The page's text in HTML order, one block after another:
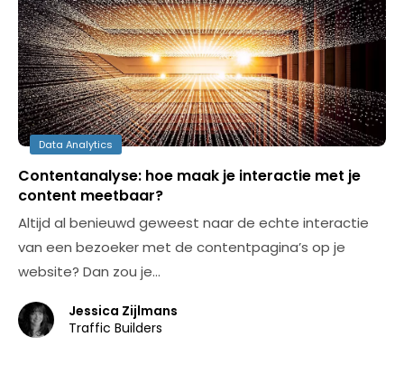
Data Analytics
Contentanalyse: hoe maak je interactie met je
content meetbaar?
Altijd al benieuwd geweest naar de echte interactie
van een bezoeker met de contentpagina’s op je
website? Dan zou je…
Jessica Zijlmans
Traffic Builders